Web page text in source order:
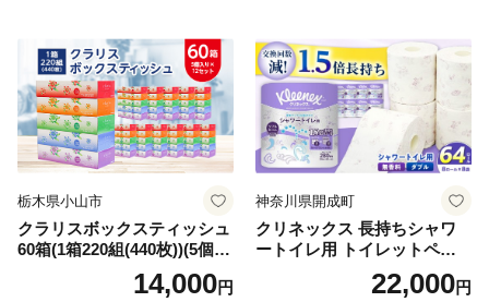
倶知安町 日用品
栃木県小山市
クラリスボックスティッシュ
60箱(1箱220組(440枚))(5個入
り×12セット)【1256759】
14,000円
神奈川県開成町
クリネックス 長持ちシャワ
ートイレ用 トイレットペー
パー（ダブル）64ロール(8ロ
ール×8パック) 開成町 トイレ
22,000円